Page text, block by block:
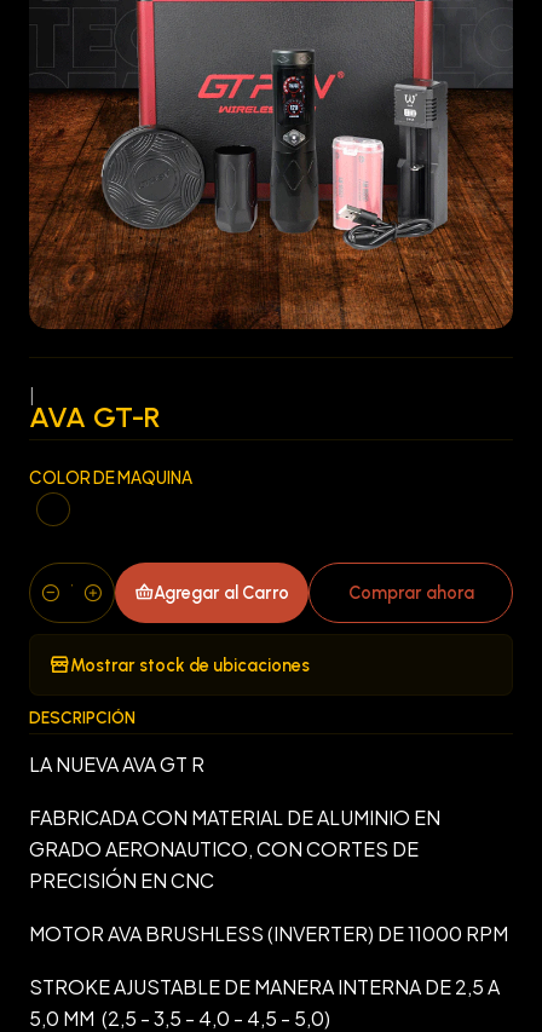
AVA GT-R
COLOR DE MAQUINA
Cantidad
Agregar al Carro Comprar ahora
Mostrar stock de ubicaciones
DESCRIPCIÓN
LA NUEVA AVA GT R
FABRICADA CON MATERIAL DE ALUMINIO EN
GRADO AERONAUTICO, CON CORTES DE
PRECISIÓN EN CNC
MOTOR AVA BRUSHLESS (INVERTER) DE 11000 RPM
STROKE AJUSTABLE DE MANERA INTERNA DE 2,5 A
5,0 MM (2,5 - 3,5 - 4,0 - 4,5 - 5,0)